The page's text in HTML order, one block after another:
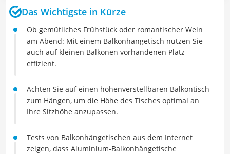
Das Wichtigste in Kürze
Ob gemütliches Frühstück oder romantischer Wein
am Abend: Mit einem Balkonhängetisch nutzen Sie
auch auf kleinen Balkonen vorhandenen Platz
effizient.
Achten Sie auf einen höhenverstellbaren Balkontisch
zum Hängen, um die Höhe des Tisches optimal an
Ihre Sitzhöhe anzupassen.
Tests von Balkonhängetischen aus dem Internet
zeigen, dass Aluminium-Balkonhängetische